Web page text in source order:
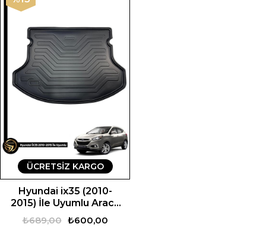
Hyundai ix35 (2010-
2015) İle Uyumlu Araca
Özel 3D Bagaj Havuzu
₺600,00
₺689,00
ÜCRETSIZ KARGO